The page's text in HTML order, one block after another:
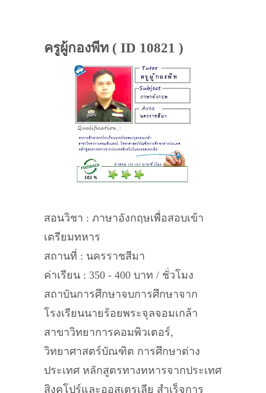
ครูผู้กองพีท ( ID 10821 )
สอนวิชา : ภาษาอังกฤษเพื่อสอบเข้า
เตรียมทหาร
สถานที่ : นครราชสีมา
ค่าเรียน : 350 - 400 บาท / ชั่วโมง
สถาบันการศึกษาจบการศึกษาจาก
โรงเรียนนายร้อยพระจุลจอมเกล้า
สาขาวิทยาการคอมพิวเตอร์,
วิทยาศาสตร์บัณฑิต การศึกษาต่าง
ประเทศ หลักสูตรทางทหารจากประเทศ
สิงคโปร์และออสเตรเลีย สำเร็จการ